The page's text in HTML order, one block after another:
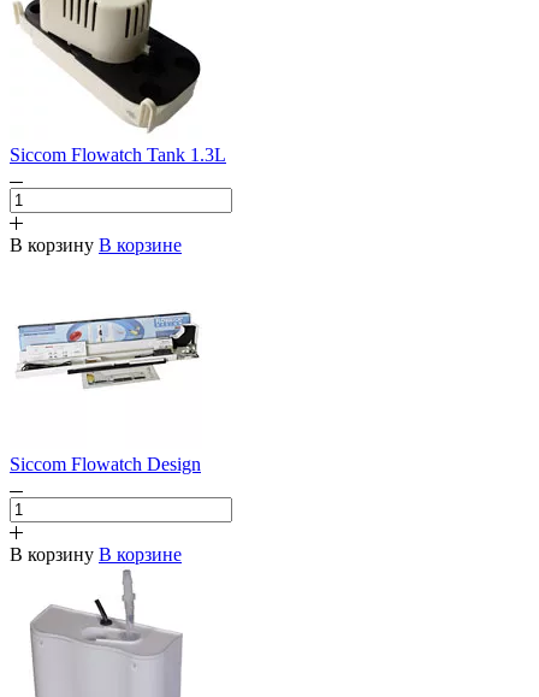
Siccom Flowatch Tank 1.3L
В корзину В корзине
Siccom Flowatch Design
В корзину В корзине